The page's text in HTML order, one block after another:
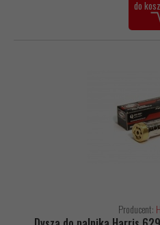
do
Producent: